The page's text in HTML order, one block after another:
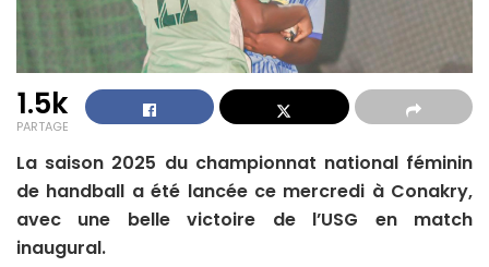
1.5k
PARTAGE
La saison 2025 du championnat national féminin
de handball a été lancée ce mercredi à Conakry,
avec une belle victoire de l’USG en match
inaugural.